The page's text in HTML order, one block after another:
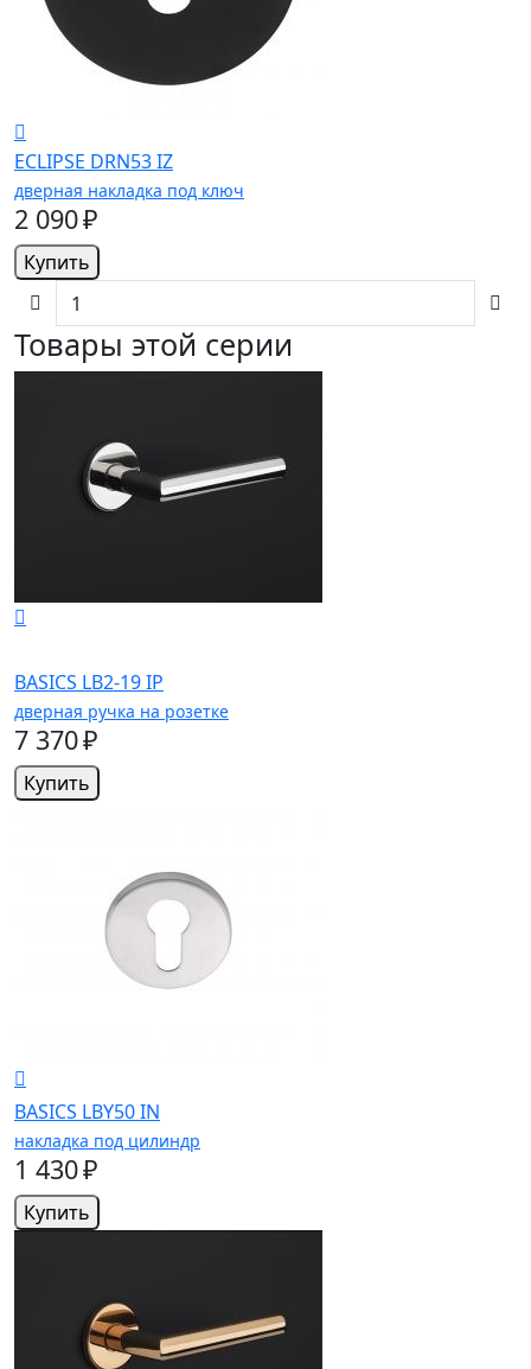
ECLIPSE DRN53 IZ
дверная накладка под ключ
2 090 ₽
Купить
Товары этой серии
BASICS LB2-19 IP
дверная ручка на розетке
7 370 ₽
Купить
BASICS LBY50 IN
накладка под цилиндр
1 430 ₽
Купить